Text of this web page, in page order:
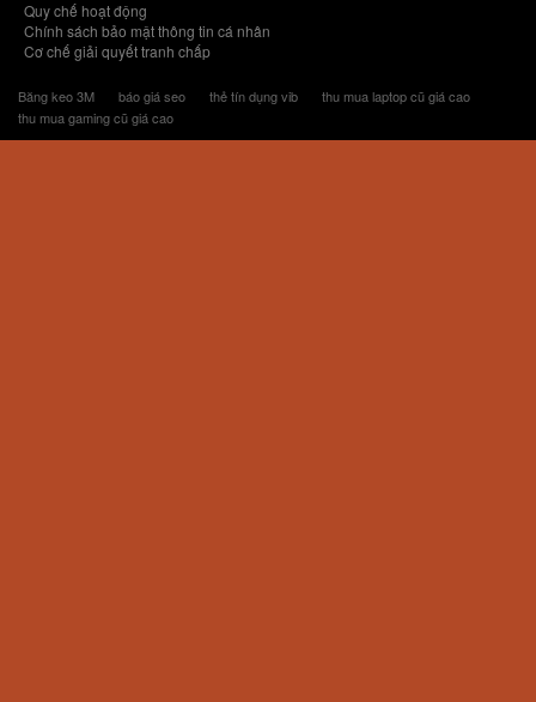
Quy chế hoạt động
Chính sách bảo mật thông tin cá nhân
Cơ chế giải quyết tranh chấp
Băng keo 3M báo giá seo thẻ tín dụng vib
thu mua laptop cũ giá cao
thu mua gaming cũ giá cao